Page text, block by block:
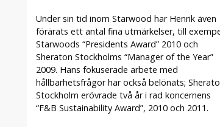
Under sin tid inom Starwood har Henrik även
förärats ett antal fina utmärkelser, till
Starwoods “Presidents Award” 2010 och
Sheraton Stockholms “Manager of the Year”
2009. Hans fokuserade arbete med
hållbarhetsfrågor har också belönats;
Stockholm erövrade två år i rad koncernens
“F&B Sustainability Award”, 2010 och 2011.